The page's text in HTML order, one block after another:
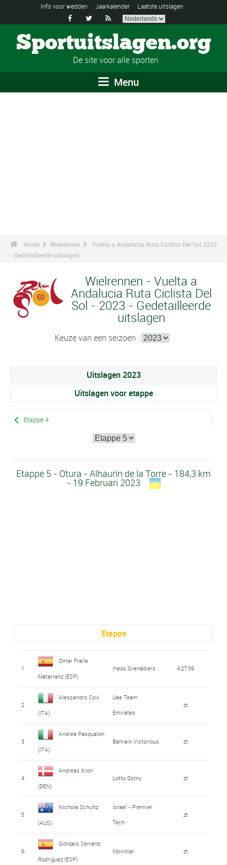
Info voor wedden Jaarkalender Laatste uitslagen
  
Sportuitslagen.org
De site voor alle sporten
Menu
Home Wielrennen
Vuelta a Andalucia Ruta Ciclista Del Sol 2023
- Gedetailleerde uitslagen
Wielrennen - Vuelta a
Andalucia Ruta Ciclista Del
Sol - 2023 - Gedetailleerde
uitslagen
Keuze van een seizoen :
Uitslagen 2023
Uitslagen voor etappe
Etappe 4
Etappe 5 - Otura - Alhaurín de la Torre - 184,3 km
- 19 Februari 2023
Etappe
1
Omar Fraile
Matarranz (ESP)
Ineos Grenadiers 4:27:59
2
Alessandro Covi
(ITA)
Uae Team
Emirates
zt
3
Andrea Pasqualon
(ITA)
Bahrain Victorious zt
4
Andreas Kron
(DEN)
Lotto Dstny zt
5
Nichola Schultz
(AUS)
Israel - Premier
Tech
zt
6
Gonzalo Serrano
Rodriguez (ESP)
Movistar zt